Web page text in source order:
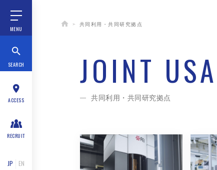
MENU
JP EN
SEARCH
ACCESS
RECRUIT
共同利用・共同研究拠点
JOINT
共同利用・共同研究拠点